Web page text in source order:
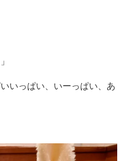
いっぱい、いーっぱい、あ